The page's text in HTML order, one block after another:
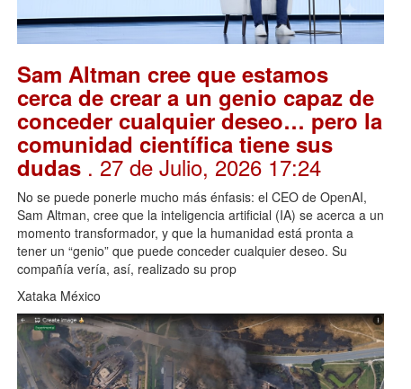
Sam Altman cree que estamos
cerca de crear a un genio capaz de
conceder cualquier deseo… pero la
comunidad científica tiene sus
dudas . 27 de Julio, 2026 17:24
No se puede ponerle mucho más énfasis: el CEO de OpenAI,
Sam Altman, cree que la inteligencia artificial (IA) se acerca a un
momento transformador, y que la humanidad está pronta a
tener un “genio” que puede conceder cualquier deseo. Su
compañía vería, así, realizado su prop
Xataka México